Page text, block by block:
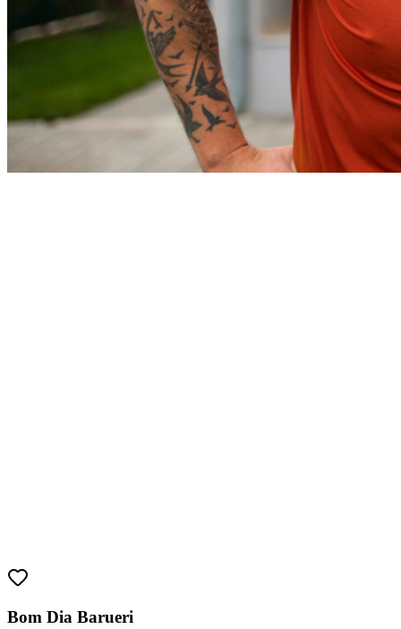
Bom Dia Barueri